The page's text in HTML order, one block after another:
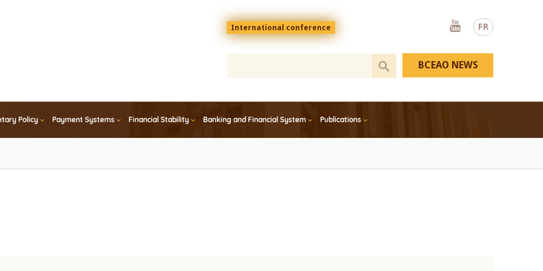
FR
Menu
top
En
International conference
Youtube
Policy Payment Systems Financial Stability Banking and Financial System Publications
BCEAO NEWS